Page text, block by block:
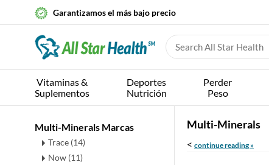
Garantizamos el más bajo precio
Vitaminas &
Suplementos
Deportes
Nutrición
Perder
Peso
Multi-Minerals Marcas
Trace (14)
Now (11)
Multi-Minerals
< continue reading »